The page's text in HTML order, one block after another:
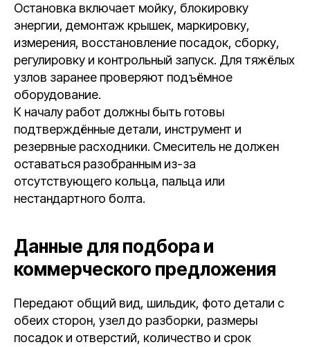
Остановка включает мойку, блокировку
энергии, демонтаж крышек, маркировку,
измерения, восстановление посадок, сборку,
регулировку и контрольный запуск. Для тяжёлых
узлов заранее проверяют подъёмное
оборудование.
К началу работ должны быть готовы
подтверждённые детали, инструмент и
резервные расходники. Смеситель не должен
оставаться разобранным из-за
отсутствующего кольца, пальца или
нестандартного болта.
Данные для подбора и
коммерческого предложения
Передают общий вид, шильдик, фото детали с
обеих сторон, узел до разборки, размеры
посадок и отверстий, количество и срок